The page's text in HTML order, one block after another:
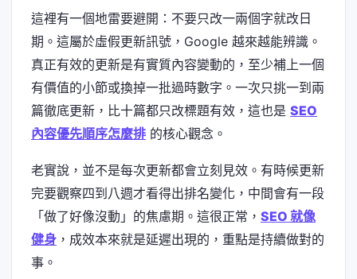
這裡有一個地雷要避開：不要只改一兩個字就改日
期。這屬於虛假更新訊號，Google 越來越能辨識。
真正有效的更新是有實質內容變動的，至少補上一個
有價值的小節或換掉一批過時數字。一次只挑一到兩
篇徹底更新，比十篇都只改標題有效，這也是 SEO
內容優先順序怎麼排 的核心觀念。
老實說，並不是每次更新都會立刻見效。有時候更新
完要觀察四到八週才看得出排名變化，中間會有一段
「做了好像沒動」的焦慮期。這很正常， SEO 就像
健身 ，成效本來就是延遲出現的，重點是持續做對的
事。